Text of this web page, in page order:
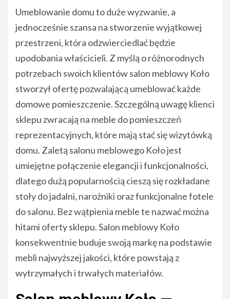
Umeblowanie domu to duże wyzwanie, a
jednocześnie szansa na stworzenie wyjątkowej
przestrzeni, która odzwierciedlać będzie
upodobania właścicieli. Z myślą o różnorodnych
potrzebach swoich klientów salon meblowy Koło
stworzył ofertę pozwalającą umeblować każde
domowe pomieszczenie. Szczególną uwagę klienci
sklepu zwracają na meble do pomieszczeń
reprezentacyjnych, które mają stać się wizytówką
domu. Zaletą salonu meblowego Koło jest
umiejętne połączenie elegancji i funkcjonalności,
dlatego dużą popularnością cieszą się rozkładane
stoły do jadalni, narożniki oraz funkcjonalne fotele
do salonu. Bez wątpienia meble te nazwać można
hitami oferty sklepu. Salon meblowy Koło
konsekwentnie buduje swoją markę na podstawie
mebli najwyższej jakości, które powstają z
wytrzymałych i trwałych materiałów.